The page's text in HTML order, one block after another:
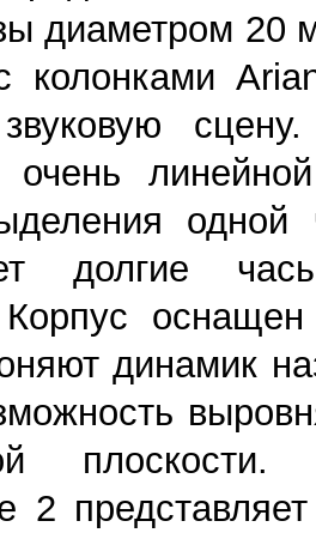
диаметром 20
колонками
очень
долгие
динамик
2